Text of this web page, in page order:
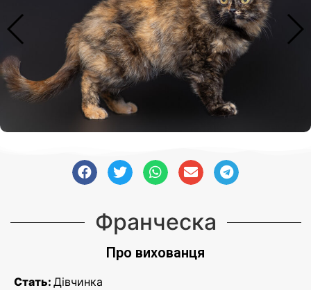
Франческа
Про вихованця
Стать: Дівчинка